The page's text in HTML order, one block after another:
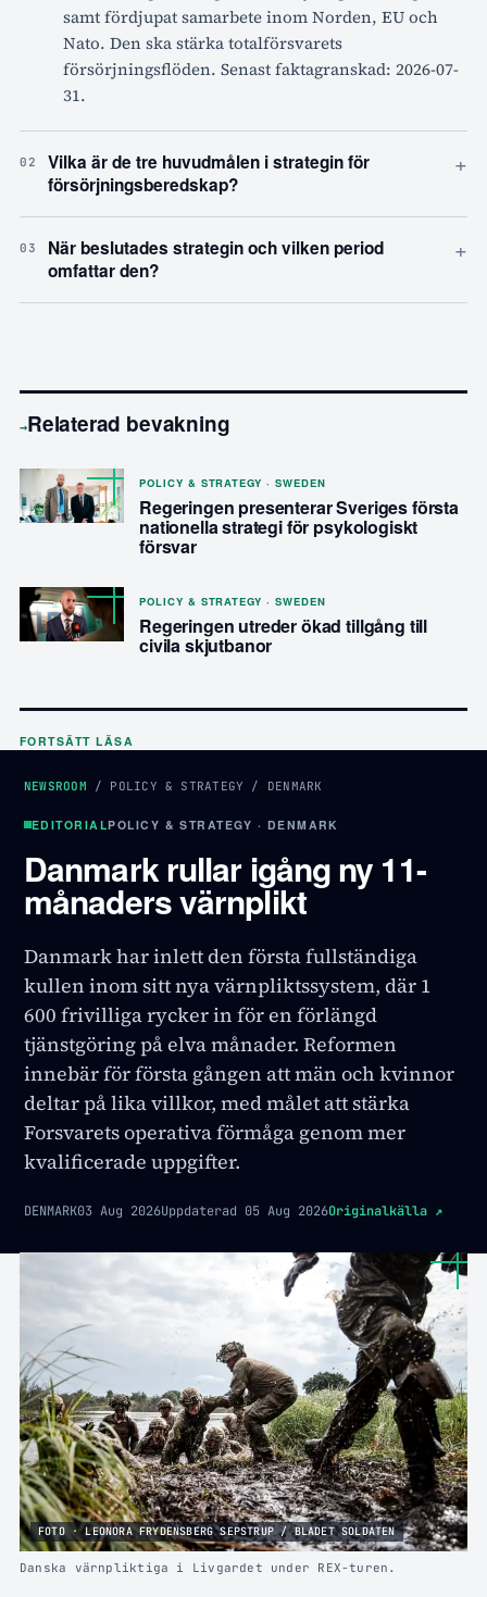
samt fördjupat samarbete inom Norden, EU och
Nato. Den ska stärka totalförsvarets
försörjningsflöden. Senast faktagranskad: 2026-07-
31.
02
Vilka är de tre huvudmålen i strategin för
försörjningsberedskap?
+
03
När beslutades strategin och vilken period
omfattar den?
+
→Relaterad bevakning
POLICY & STRATEGY · SWEDEN
Regeringen presenterar Sveriges första
nationella strategi för psykologiskt
försvar
POLICY & STRATEGY · SWEDEN
Regeringen utreder ökad tillgång till
civila skjutbanor
FORTSÄTT LÄSA
NEWSROOM / POLICY & STRATEGY / DENMARK
EDITORIALPOLICY & STRATEGY · DENMARK
Danmark rullar igång ny 11-
månaders värnplikt
Danmark har inlett den första fullständiga
kullen inom sitt nya värnpliktssystem, där 1
600 frivilliga rycker in för en förlängd
tjänstgöring på elva månader. Reformen
innebär för första gången att män och kvinnor
deltar på lika villkor, med målet att stärka
Forsvarets operativa förmåga genom mer
kvalificerade uppgifter.
DENMARK03 Aug 2026Uppdaterad 05 Aug 2026Originalkälla ↗
FOTO · LEONORA FRYDENSBERG SEPSTRUP / BLADET SOLDATEN
Danska värnpliktiga i Livgardet under REX-turen.